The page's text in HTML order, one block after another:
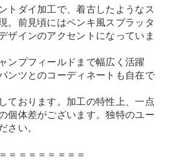
トダイ加工で、着古したようなス
。前見頃にはペンキ風スプラッタ
ザインのアクセントになっていま
ンプフィールドまで幅広く活躍
ンツとのコーディネートも自在で
ております。加工の特性上、一点
個体差がございます。独特のユー
さい。
＝＝＝＝＝＝＝＝